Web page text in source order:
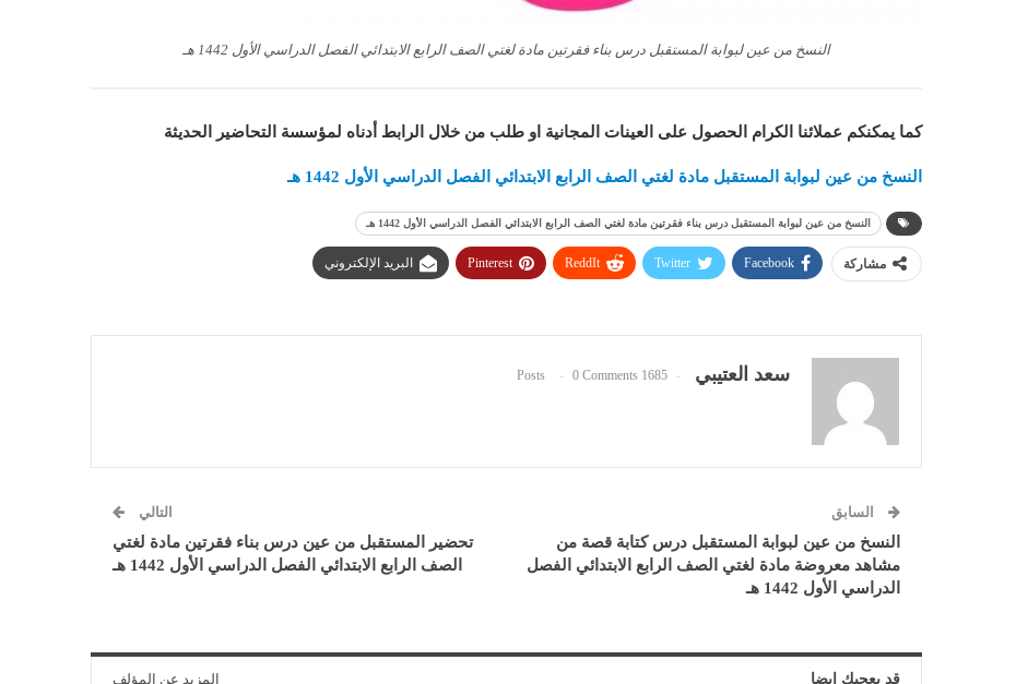
النسخ من عين لبوابة المستقبل درس بناء فقرتين مادة لغتي الصف الرابع الابتدائي الفصل الدراسي الأول 1442 هـ
كما يمكنكم عملائنا الكرام الحصول على العينات المجانية او طلب من خلال الرابط أدناه لمؤسسة التحاضير الحديثة
النسخ من عين لبوابة المستقبل مادة لغتي الصف الرابع الابتدائي الفصل الدراسي الأول 1442 هـ
النسخ من عين لبوابة المستقبل درس بناء فقرتين مادة لغتي الصف الرابع الابتدائي الفصل الدراسي الأول 1442 هـ
مشاركة Facebook
Twitter
ReddIt
Pinterest البريد الإلكتروني
سعد العتيبي 1685 Posts
0 Comments
السابق
النسخ من عين لبوابة المستقبل درس كتابة قصة من
مشاهد معروضة مادة لغتي الصف الرابع الابتدائي الفصل
الدراسي الأول 1442 هـ
التالي
تحضير المستقبل من عين درس بناء فقرتين مادة لغتي
الصف الرابع الابتدائي الفصل الدراسي الأول 1442 هـ
قد يعجبك ايضا المزيد عن المؤلف